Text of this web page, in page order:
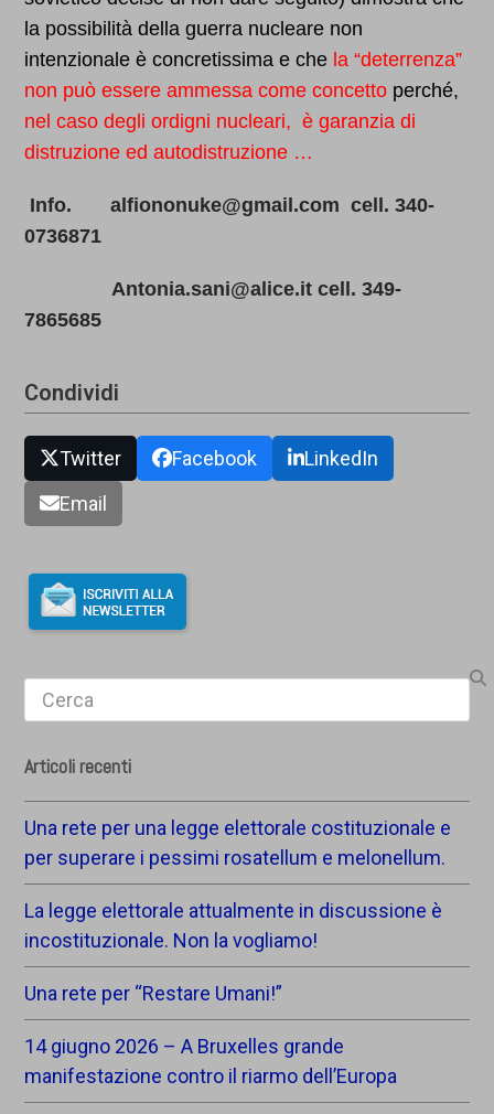
la possibilità della guerra nucleare non
intenzionale è concretissima e che la “deterrenza”
non può essere ammessa come concetto perché,
nel caso degli ordigni nucleari, è garanzia di
distruzione ed autodistruzione …
Info. alfiononuke@gmail.com cell. 340-
0736871
Antonia.sani@alice.it cell. 349-
7865685
Condividi
Twitter Facebook
LinkedIn
Email
Search
Articoli recenti
Una rete per una legge elettorale costituzionale e
per superare i pessimi rosatellum e melonellum.
La legge elettorale attualmente in discussione è
incostituzionale. Non la vogliamo!
Una rete per “Restare Umani!”
14 giugno 2026 – A Bruxelles grande
manifestazione contro il riarmo dell’Europa